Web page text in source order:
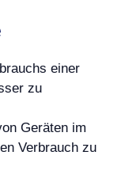
einer
zu
Geräten im
Verbrauch zu